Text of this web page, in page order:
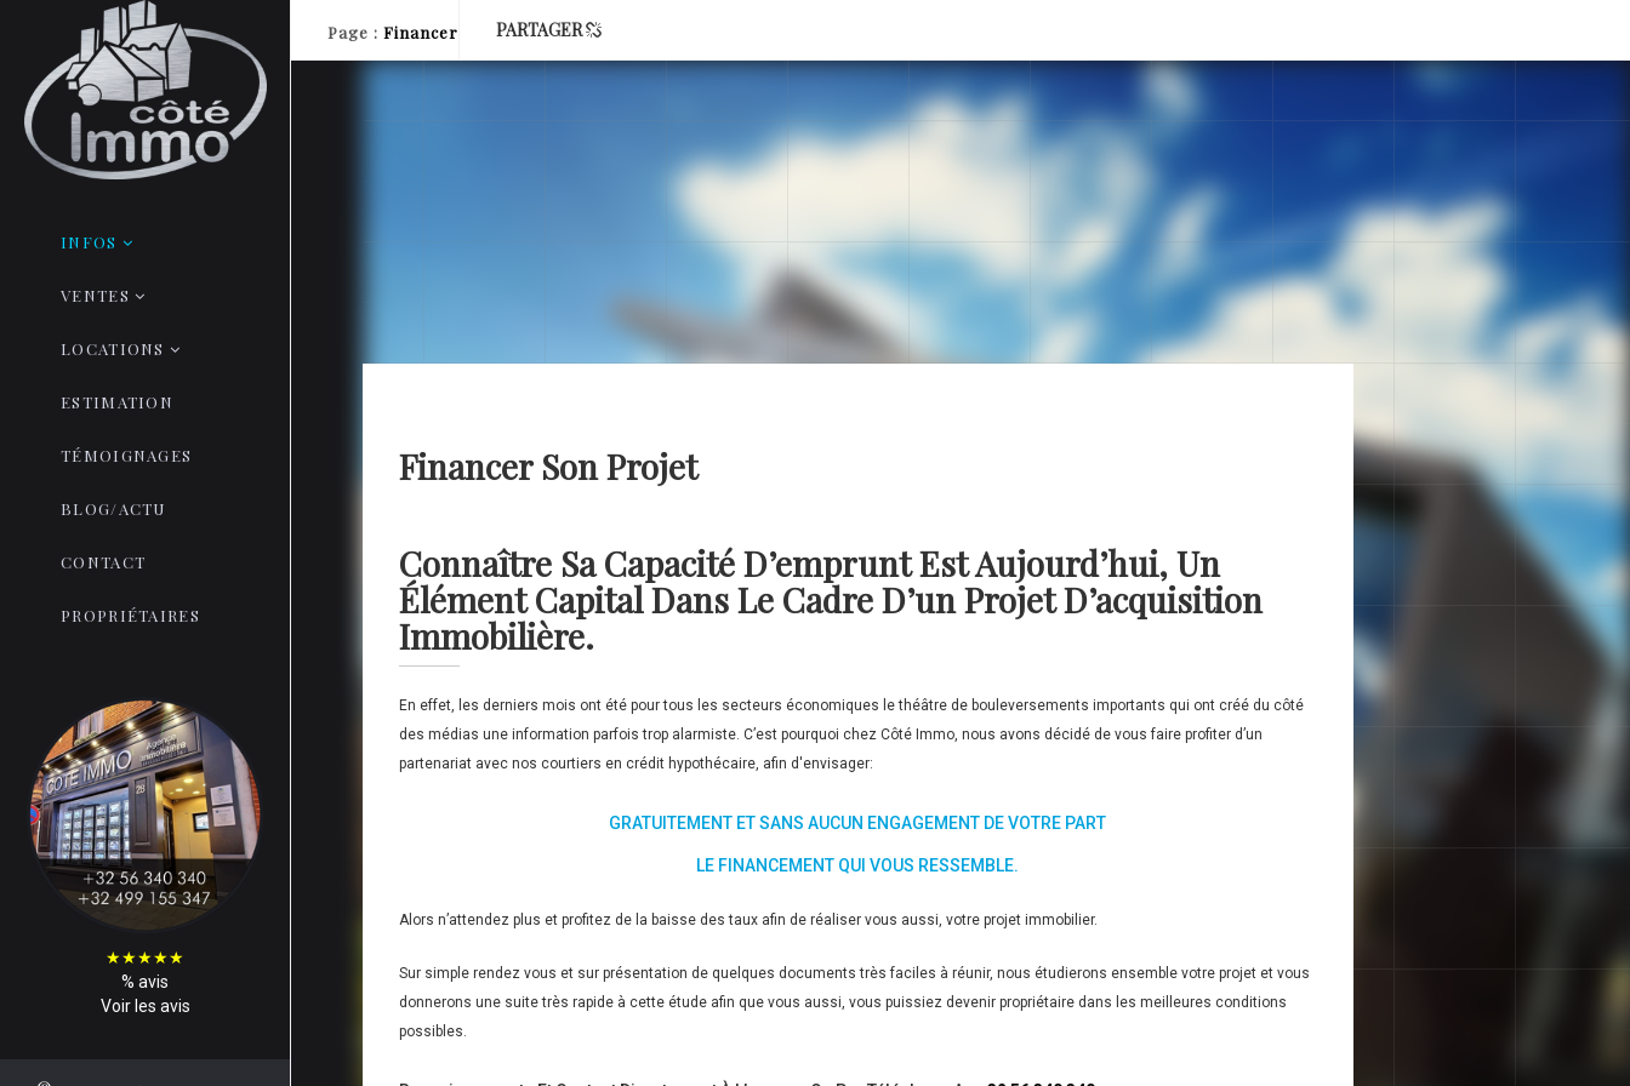
INFOS
VENTES
LOCATIONS
ESTIMATION
TÉMOIGNAGES
BLOG/ACTU
CONTACT
PROPRIÉTAIRES
★★★★★
% avis
Voir les avis
Page : Financer PARTAGER
Financer Son Projet
Connaître Sa Capacité D’emprunt Est Aujourd’hui, Un
Élément Capital Dans Le Cadre D’un Projet D’acquisition
Immobilière.
En effet, les derniers mois ont été pour tous les secteurs économiques le théâtre de bouleversements importants qui ont créé du côté
des médias une information parfois trop alarmiste. C’est pourquoi chez Côté Immo, nous avons décidé de vous faire profiter d’un
partenariat avec nos courtiers en crédit hypothécaire, afin d'envisager:
GRATUITEMENT ET SANS AUCUN ENGAGEMENT DE VOTRE PART
LE FINANCEMENT QUI VOUS RESSEMBLE.
Alors n’attendez plus et profitez de la baisse des taux afin de réaliser vous aussi, votre projet immobilier.
Sur simple rendez vous et sur présentation de quelques documents très faciles à réunir, nous étudierons ensemble votre projet et vous
donnerons une suite très rapide à cette étude afin que vous aussi, vous puissiez devenir propriétaire dans les meilleures conditions
possibles.